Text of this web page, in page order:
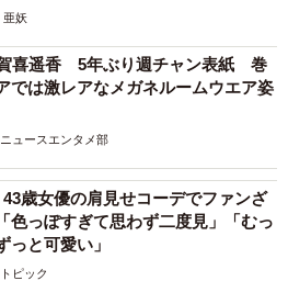
亜妖
喜遥香 5年ぶり週チャン表紙 巻
では激レアなメガネルームウエア姿
ュースエンタメ部
歳女優の肩見せコーデでファンざ
っぽすぎて思わず二度見」「むっ
っと可愛い」
ピック